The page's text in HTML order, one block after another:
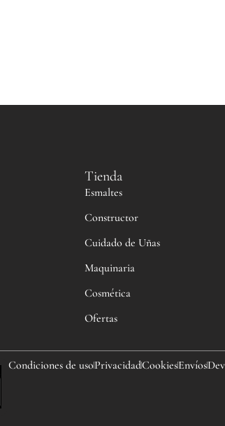
Tienda
Esmaltes
Constructor
Cuidado de Uñas
Maquinaria
Cosmética
Ofertas
Condiciones de usoPrivacidadCookiesEnvíos